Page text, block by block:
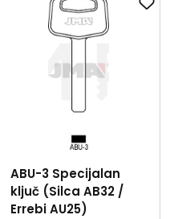
ABU-3 Specijalan
ključ (Silca AB32 /
Errebi AU25)